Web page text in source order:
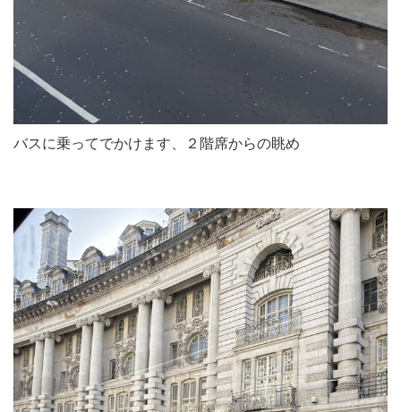
バスに乗ってでかけます、２階席からの眺め